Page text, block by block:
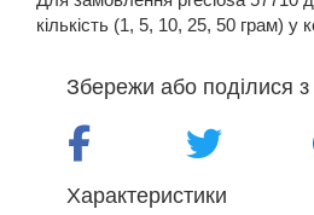
кількість (1, 5, 10, 25, 50 грам) у
Збережи або поділися
Характеристики